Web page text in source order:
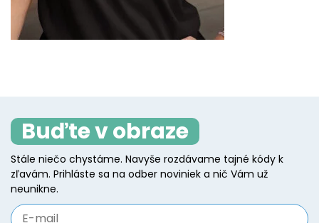
Buďte v obraze
Stále niečo chystáme. Navyše rozdávame tajné kódy k
zľavám. Prihláste sa na odber noviniek a nič Vám už
neunikne.